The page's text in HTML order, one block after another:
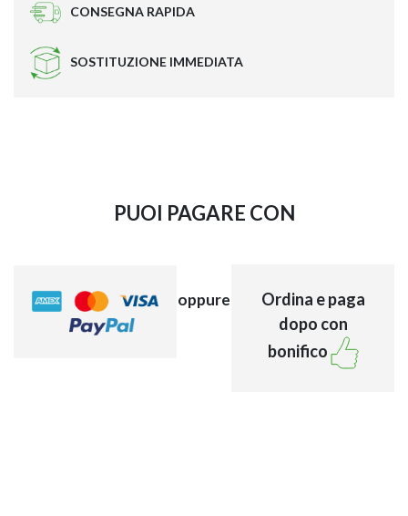
EXPERT –
NAPEE –
CONSEGNA RAPIDA
SOSTITUZIONE IMMEDIATA
PUOI PAGARE CON
oppure
Ordina e paga
dopo con
bonifico